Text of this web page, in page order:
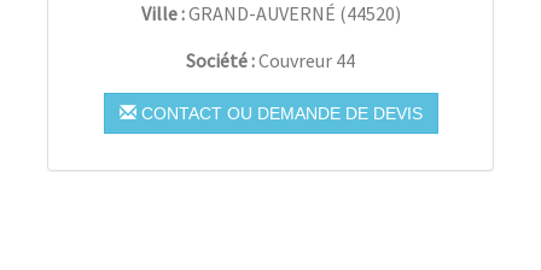
Ville :GRAND-AUVERNÉ (44520)
Société :Couvreur 44
CONTACT OU DEMANDE DE DEVIS